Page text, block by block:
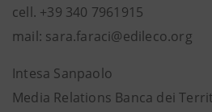
cell. +39 340 7961915
mail: sara.faraci@edileco.org
Intesa Sanpaolo
Media Relations Banca dei